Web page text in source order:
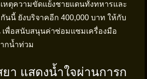
หตุความขัดแย้งชายแดนทั้งทหารและ
นนี้ ยังบริจาคอีก 400,000 บาท ให้กับ
เพื่อสนับสนุนค่าซ่อมแซมเครื่องมือ
กน้ำท่วม
า แสดงน้ำใจผ่านการก